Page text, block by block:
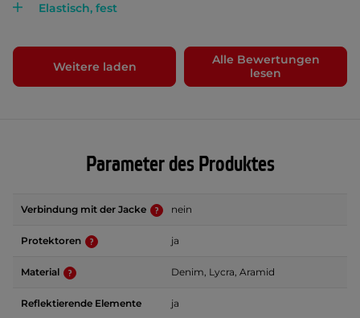
Elastisch, fest
Weitere laden
Alle Bewertungen
lesen
Parameter des Produktes
Verbindung mit der Jacke nein
Protektoren ja
Material Denim, Lycra, Aramid
Reflektierende Elemente ja